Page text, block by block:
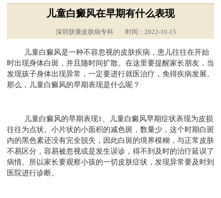
儿童白癜风在早期有什么表现
深圳肤康皮肤病专科 时间：2022-10-15
儿童白癜风是一种不容忽视的皮肤疾病，患儿往往在开始
时出现身体白斑，并且随时间扩散。在这里要提醒家长朋友，当
发现孩子身体出现异常，一定要进行就医治疗，免得疾病发展。
那么，儿童白癜风的早期表现是什么呢？
儿童白癜风的早期表现1、儿童白癜风早期症状表现为皮损
往往为点状、小片状的小面积的减色斑，数量少，这个时期白斑
内的黑色素还没有完全脱失，因此白斑的境界模糊，与正常皮肤
不易区分，容易被忽视或是发生误诊，得不到及时的治疗延误了
病情。所以家长要观察小孩的一切皮肤症状，发现异常要及时到
医院进行诊断。